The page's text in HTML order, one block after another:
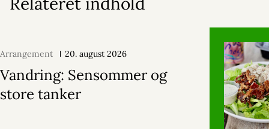
Arrangement 20. august 2026
Vandring: Sensommer og
store tanker